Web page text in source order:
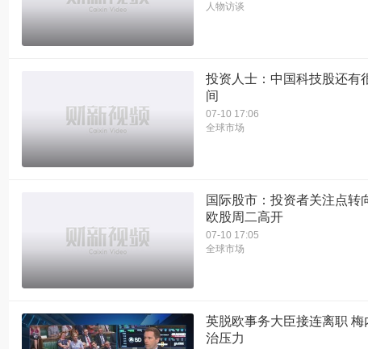
人物访谈
投资人士：中国科技股还有
间
07-10 17:06
全球市场
国际股市：投资者关注点转
欧股周二高开
07-10 17:05
全球市场
英脱欧事务大臣接连离职 梅
治压力